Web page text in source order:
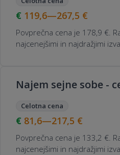
119,6—267,5 €
Povprečna cena je 178,9 €.
najcenejšimi in najdražjimi
Najem sejne sobe -
Celotna cena
81,6—217,5 €
Povprečna cena je 133,2 €.
najcenejšimi in najdražjimi